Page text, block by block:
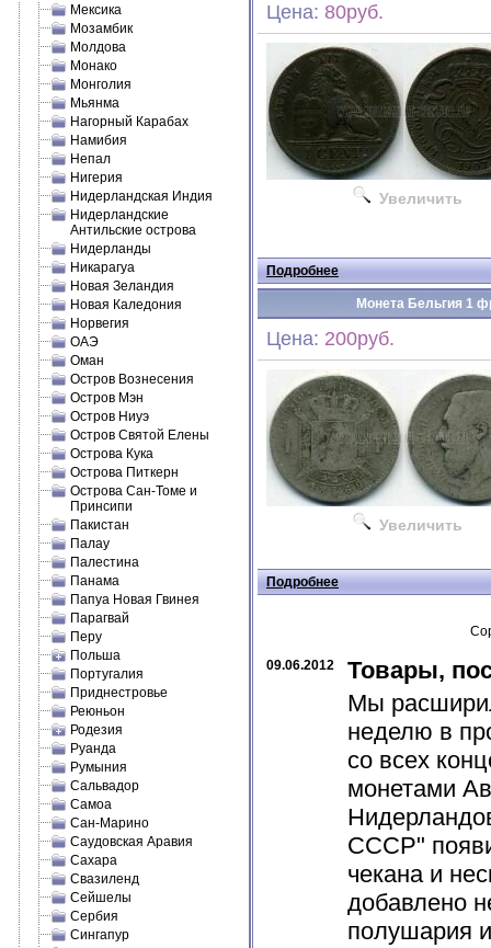
Мексика
Мозамбик
Молдова
Монако
Монголия
Мьянма
Нагорный Карабах
Намибия
Непал
Нигерия
Нидерландская Индия
Нидерландские
Антильские острова
Нидерланды
Никарагуа
Новая Зеландия
Новая Каледония
Норвегия
ОАЭ
Оман
Остров Вознесения
Остров Мэн
Остров Ниуэ
Остров Святой Елены
Острова Кука
Острова Питкерн
Острова Сан-Томе и
Принсипи
Пакистан
Палау
Палестина
Панама
Папуа Новая Гвинея
Парагвай
Перу
Польша
Португалия
Приднестровье
Реюньон
Родезия
Руанда
Румыния
Сальвадор
Самоа
Сан-Марино
Саудовская Аравия
Сахара
Свазиленд
Сейшелы
Сербия
Сингапур
Цена: 80руб.
Увеличить
Подробнее
Монета Бельгия 1
Цена: 200руб.
Увеличить
Подробнее
09.06.2012
Товары,
Мы
неделю в
со всех
монетами
СССР"
чекана и
добавлено
полушария